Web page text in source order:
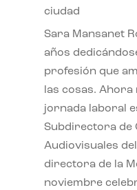
ciudad
Sara Mansanet
años
profesión que
las cosas. Ahora
jornada laboral
Subdirectora de
Audiovisuales
directora de la
noviembre